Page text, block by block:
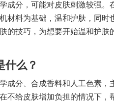
成分，可能对皮肤刺激较强。
材料为基础，温和护肤，同
的技巧，为想要开始温和护肤
什么？
成分、合成香料和人工色素
不给皮肤增加负担的情况下，